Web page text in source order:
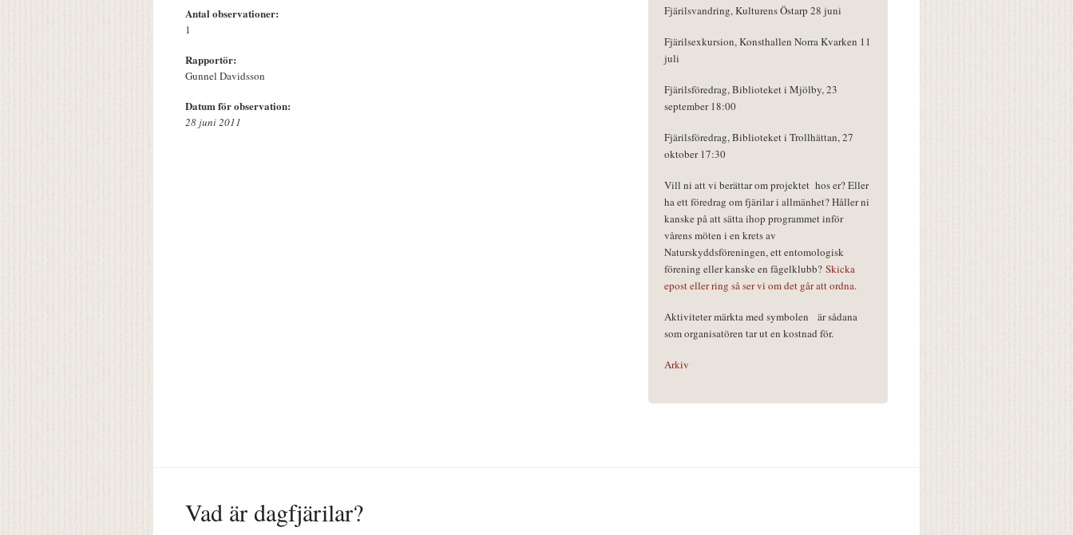
Antal observationer:
1
Rapportör:
Gunnel Davidsson
Datum för observation:
28 juni 2011
Fjärilsvandring, Kulturens Östarp 28 juni
Fjärilsexkursion, Konsthallen Norra Kvarken 11
juli
Fjärilsföredrag, Biblioteket i Mjölby, 23
september 18:00
Fjärilsföredrag, Biblioteket i Trollhättan, 27
oktober 17:30
Vill ni att vi berättar om projektet hos er? Eller
ha ett föredrag om fjärilar i allmänhet? Håller ni
kanske på att sätta ihop programmet inför
vårens möten i en krets av
Naturskyddsföreningen, ett entomologisk
förening eller kanske en fågelklubb? Skicka
epost eller ring så ser vi om det går att ordna.
Aktiviteter märkta med symbolen
är sådana
som organisatören tar ut en kostnad för.
Arkiv
Vad är dagfjärilar?